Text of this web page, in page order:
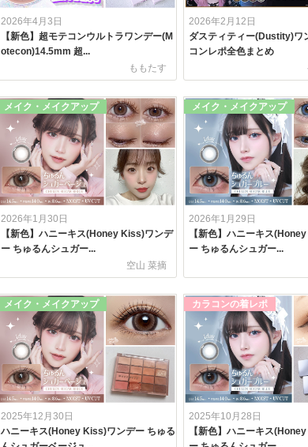
2026年4月3日
【新色】超モテコンウルトラワンデー(M
otecon)14.5mm 超...
ももたす
2026年2月12日
ダスティティー(Dustity)ワ
コンレポ全色まとめ
メイク・メイクアップ
2026年1月30日
【新色】ハニーキス(Honey Kiss)ワンデ
ー ちゅるんシュガー...
空山 菜摘
メイク・メイクアップ
2026年1月29日
【新色】ハニーキス
ー ちゅるんシュガー...
メイク・メイクアップ
2025年12月30日
ハニーキス(Honey Kiss)ワンデー ちゅる
カラコンの着レポ
2025年10月28日
【新色】ハニーキス